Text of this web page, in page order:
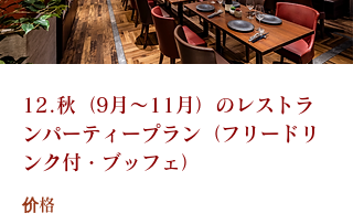
12.秋（9月～11月）のレストラ
ンパーティープラン（フリードリ
ンク付・ブッフェ）
价格